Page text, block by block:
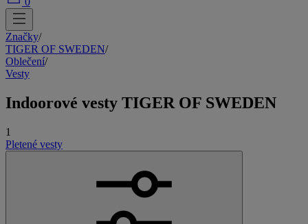
Značky/
TIGER OF SWEDEN/
Oblečení/
Vesty
Indoorové vesty TIGER OF SWEDEN
1
Pletené vesty